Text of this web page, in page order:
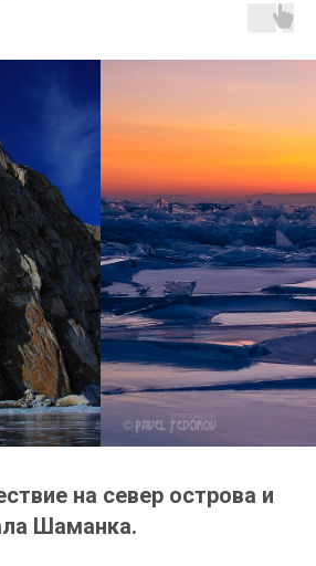
на север острова и
Шаманка.